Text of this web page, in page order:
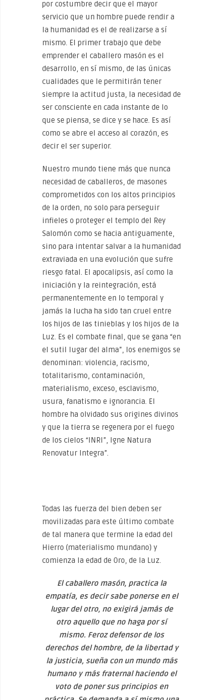
por costumbre decir que el mayor
servicio que un hombre puede rendir a
la humanidad es el de realizarse a sí
mismo. El primer trabajo que debe
emprender el caballero masón es el
desarrollo, en sí mismo, de las únicas
cualidades que le permitirán tener
siempre la actitud justa, la necesidad de
ser consciente en cada instante de lo
que se piensa, se dice y se hace. Es así
como se abre el acceso al corazón, es
decir el ser superior.
Nuestro mundo tiene más que nunca
necesidad de caballeros, de masones
comprometidos con los altos principios
de la orden, no solo para perseguir
infieles o proteger el templo del Rey
Salomón como se hacia antiguamente,
sino para intentar salvar a la humanidad
extraviada en una evolución que sufre
riesgo fatal. El apocalipsis, así como la
iniciación y la reintegración, está
permanentemente en lo temporal y
jamás la lucha ha sido tan cruel entre
los hijos de las tinieblas y los hijos de la
Luz. Es el combate final, que se gana “en
el sutil lugar del alma”, los enemigos se
denominan: violencia, racismo,
totalitarismo, contaminación,
materialismo, exceso, esclavismo,
usura, fanatismo e ignorancia. El
hombre ha olvidado sus origines divinos
y que la tierra se regenera por el fuego
de los cielos “INRI”, Igne Natura
Renovatur Integra”.
Todas las fuerza del bien deben ser
movilizadas para este último combate
de tal manera que termine la edad del
Hierro (materialismo mundano) y
comienza la edad de Oro, de la Luz.
El caballero masón, practica la
empatía, es decir sabe ponerse en el
lugar del otro, no exigirá jamás de
otro aquello que no haga por sí
mismo. Feroz defensor de los
derechos del hombre, de la libertad y
la justicia, sueña con un mundo más
humano y más fraternal haciendo el
voto de poner sus principios en